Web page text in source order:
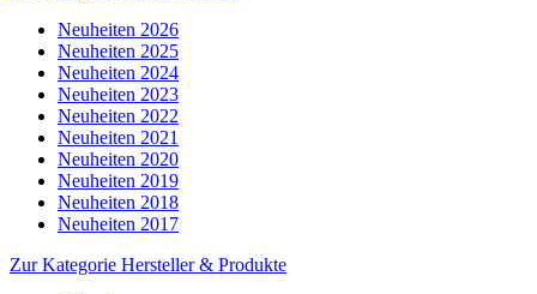
Neuheiten 2026
Neuheiten 2025
Neuheiten 2024
Neuheiten 2023
Neuheiten 2022
Neuheiten 2021
Neuheiten 2020
Neuheiten 2019
Neuheiten 2018
Neuheiten 2017
Zur Kategorie Hersteller & Produkte